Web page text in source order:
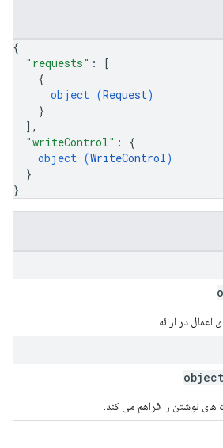
{
"requests" :
[
{
object (Request)
}
] ,
"writeControl" : {
object (WriteControl)
}
}
اعمال در ارائه.
نوشتن را فراهم می کند.